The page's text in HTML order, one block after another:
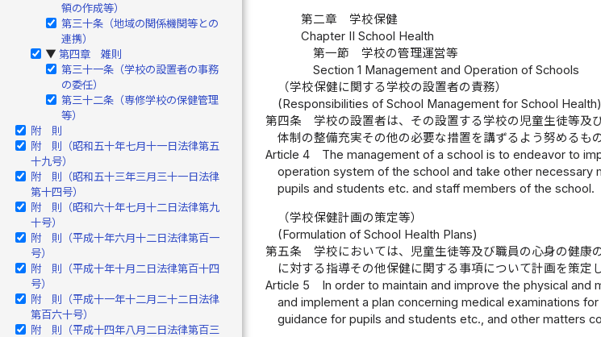
領の作成等）
第三十条（地域の関係機関等との
連携）
▶ 第四章 雑則
第三十一条（学校の設置者の事務
の委任）
第三十二条（専修学校の保健管理
等）
附 則
附 則（昭和五十年七月十一日法律第五
十九号）
附 則（昭和五十三年三月三十一日法律
第十四号）
附 則（昭和六十年七月十二日法律第九
十号）
附 則（平成十年六月十二日法律第百一
号）
附 則（平成十年十月二日法律第百十四
号）
附 則（平成十一年十二月二十二日法律
第百六十号）
附 則（平成十四年八月二日法律第百三
第二章 学校保健
Chapter II School Health
第一節 学校の管理運営等
Section 1 Management and Operation of Schools
（学校保健に関する学校の設置者の責務）
(Responsibilities of School Management for School Health)
第四条
学校の設置者は、その設置する学校の児童生徒等
体制の整備充実その他の必要な措置を講ずるよう努めるも
Article 4
The management of a school is to endeavor to
operation system of the school and take other necessary
pupils and students etc. and staff members of the school.
（学校保健計画の策定等）
(Formulation of School Health Plans)
第五条
学校においては、児童生徒等及び職員の心身の健
に対する指導その他保健に関する事項について計画を策定
Article 5
In order to maintain and improve the physical
and implement a plan concerning medical examinations
guidance for pupils and students etc., and other matters